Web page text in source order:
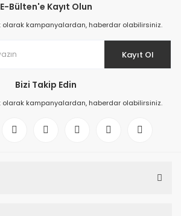
E-Bülten'e Kayıt Olun
olarak kampanyalardan, haberdar olabilirsiniz.
Kayıt Ol
Bizi Takip Edin
olarak kampanyalardan, haberdar olabilirsiniz.